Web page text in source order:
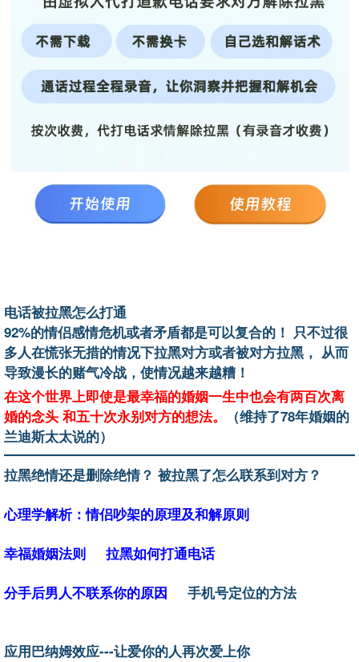
电话被拉黑怎么打通
92%的情侣感情危机或者矛盾都是可以复合的！ 只不过很
多人在慌张无措的情况下拉黑对方或者被对方拉黑， 从而
导致漫长的赌气冷战，使情况越来越糟！
在这个世界上即使是最幸福的婚姻一生中也会有两百次离
婚的念头 和五十次永别对方的想法。
（维持了78年婚姻的
兰迪斯太太说的）
拉黑绝情还是删除绝情？ 被拉黑了怎么联系到对方？
心理学解析：情侣吵架的原理及和解原则
幸福婚姻法则 拉黑如何打通电话
分手后男人不联系你的原因 手机号定位的方法
应用巴纳姆效应---让爱你的人再次爱上你